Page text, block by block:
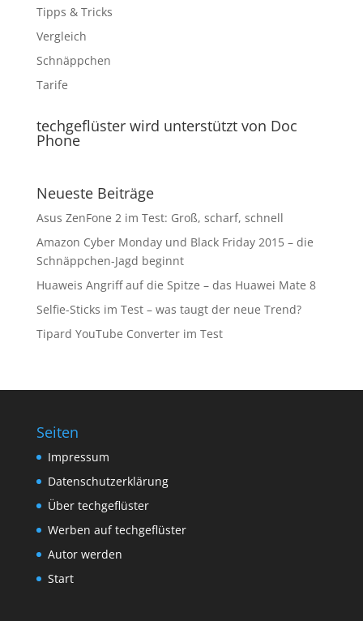
Tipps & Tricks
Vergleich
Schnäppchen
Tarife
techgeflüster wird unterstützt von Doc
Phone
Neueste Beiträge
Asus ZenFone 2 im Test: Groß, scharf, schnell
Amazon Cyber Monday und Black Friday 2015 – die
Schnäppchen-Jagd beginnt
Huaweis Angriff auf die Spitze – das Huawei Mate 8
Selfie-Sticks im Test – was taugt der neue Trend?
Tipard YouTube Converter im Test
Seiten
Impressum
Datenschutzerklärung
Über techgeflüster
Werben auf techgeflüster
Autor werden
Start